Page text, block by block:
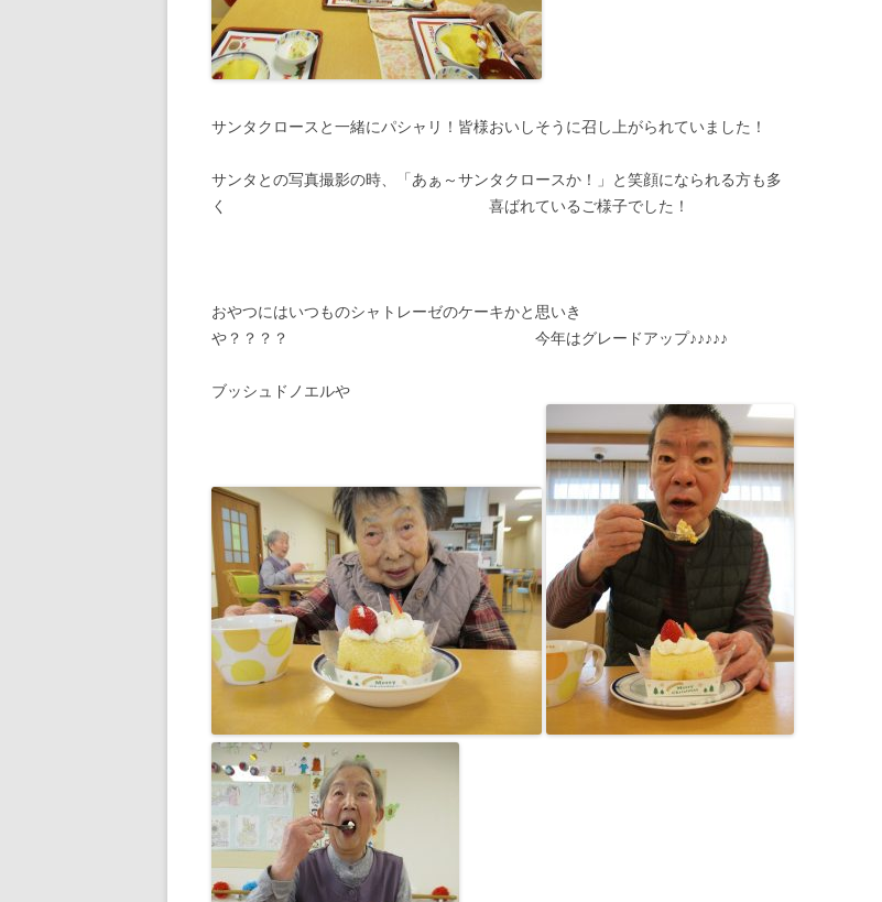
サンタクロースと一緒にパシャリ！皆様おいしそうに召し上がられていました！
サンタとの写真撮影の時、「あぁ～サンタクロースか！」と笑顔になられる方も多
く 喜ばれているご様子でした！
おやつにはいつものシャトレーゼのケーキかと思いき
や？？？？ 今年はグレードアップ♪♪♪♪♪
ブッシュドノエルや